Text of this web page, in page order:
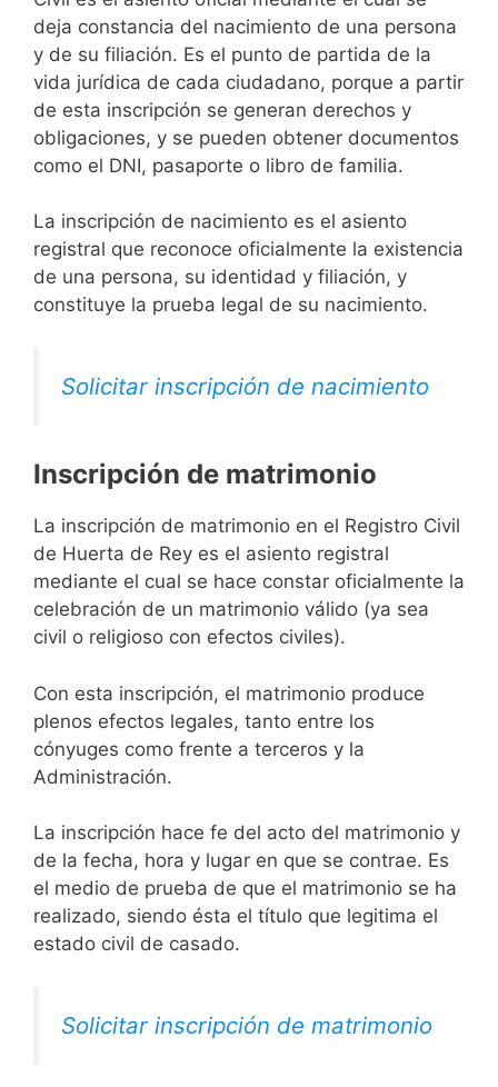
deja constancia del nacimiento de una persona
y de su filiación. Es el punto de partida de la
vida jurídica de cada ciudadano, porque a partir
de esta inscripción se generan derechos y
obligaciones, y se pueden obtener documentos
como el DNI, pasaporte o libro de familia.
La inscripción de nacimiento es el asiento
registral que reconoce oficialmente la existencia
de una persona, su identidad y filiación, y
constituye la prueba legal de su nacimiento.
Solicitar inscripción de nacimiento
Inscripción de matrimonio
La inscripción de matrimonio en el Registro Civil
de Huerta de Rey es el asiento registral
mediante el cual se hace constar oficialmente la
celebración de un matrimonio válido (ya sea
civil o religioso con efectos civiles).
Con esta inscripción, el matrimonio produce
plenos efectos legales, tanto entre los
cónyuges como frente a terceros y la
Administración.
La inscripción hace fe del acto del matrimonio y
de la fecha, hora y lugar en que se contrae. Es
el medio de prueba de que el matrimonio se ha
realizado, siendo ésta el título que legitima el
estado civil de casado.
Solicitar inscripción de matrimonio